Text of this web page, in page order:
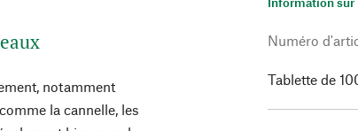
notamment
la cannelle, les
Numéro
Tablette de